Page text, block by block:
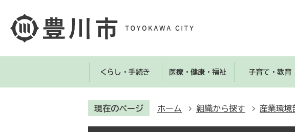
くらし・手続き 医療・健康・福祉 子育て・教育
現在のページ ホーム 組織から探す 産業環境